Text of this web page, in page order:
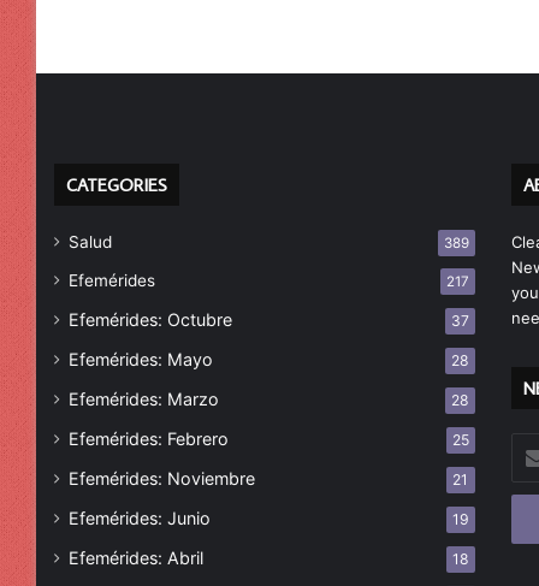
CATEGORIES
Salud 389
Efemérides 217
Efemérides: Octubre 37
Efemérides: Mayo 28
Efemérides: Marzo 28
Efemérides: Febrero 25
Efemérides: Noviembre 21
Efemérides: Junio 19
Efemérides: Abril 18